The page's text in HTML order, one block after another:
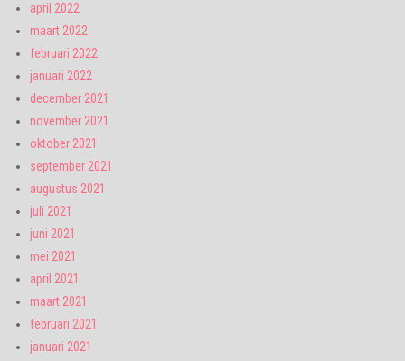
april 2022
maart 2022
februari 2022
januari 2022
december 2021
november 2021
oktober 2021
september 2021
augustus 2021
juli 2021
juni 2021
mei 2021
april 2021
maart 2021
februari 2021
januari 2021